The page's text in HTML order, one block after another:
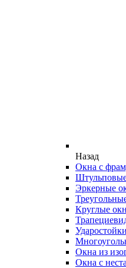
Назад
Окна с
Эркерные
Круглые
Окна из
Окна с